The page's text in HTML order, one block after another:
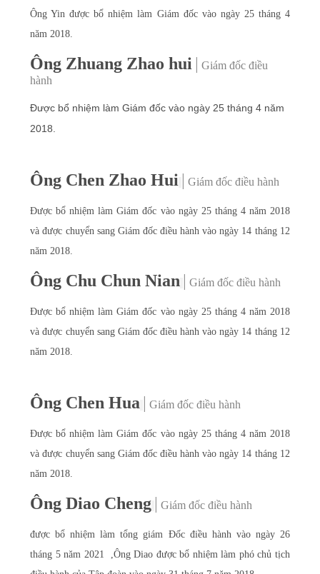
Ông Yin được bổ nhiệm làm Giám đốc vào ngày 25 tháng 4
năm 2018.
Ông Zhuang Zhao hui | Giám đốc điều
hành
Được bổ nhiệm làm Giám đốc vào ngày 25 tháng 4 năm
2018.
Ông Chen Zhao Hui | Giám đốc điều hành
Được bổ nhiệm làm Giám đốc vào ngày 25 tháng 4 năm 2018
và được chuyển sang Giám đốc điều hành vào ngày 14 tháng 12
năm 2018.
Ông Chu Chun Nian | Giám đốc điều hành
Được bổ nhiệm làm Giám đốc vào ngày 25 tháng 4 năm 2018
và được chuyển sang Giám đốc điều hành vào ngày 14 tháng 12
năm 2018.
Ông Chen Hua | Giám đốc điều hành
Được bổ nhiệm làm Giám đốc vào ngày 25 tháng 4 năm 2018
và được chuyển sang Giám đốc điều hành vào ngày 14 tháng 12
năm 2018.
Ông Diao Cheng | Giám đốc điều hành
được bổ nhiệm làm tổng giám Đốc điều hành vào ngày 26
tháng 5 năm 2021 ,Ông Diao được bổ nhiệm làm phó chủ tịch